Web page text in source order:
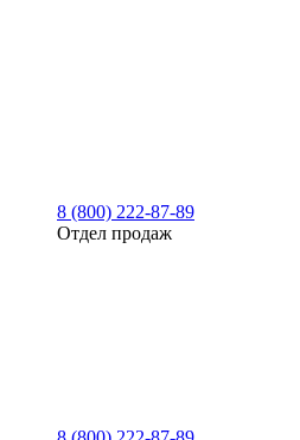
8 (800) 222-87-89
Отдел продаж